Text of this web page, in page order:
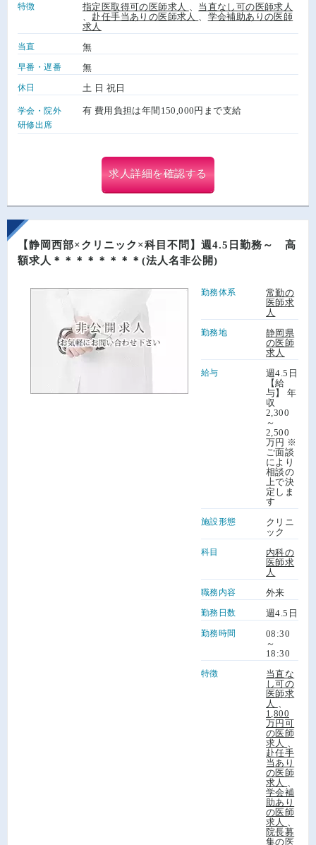
特徴 指定医取得可の医師求人
当直なし可の医師求人
赴任手当ありの医師求人
学会補助ありの医師
求人
当直 無
早番・遅番 無
休日 土 日 祝日
学会・院外
研修出席
有 費用負担は年間150,000円まで支給
求人詳細を確認する
【静岡西部×クリニック×科目不問】週4.5日勤務～ 高
額求人＊＊＊＊＊＊＊＊(法人名非公開)
勤務体系
常勤の
医師求
人
勤務地
静岡県
の医師
求人
給与
週4.5日
【給
与】 年
収
2,300
～
2,500
万円 ※
ご面談
により
相談の
上で決
定しま
す
施設形態
クリニ
ック
科目
内科の
医師求
人
職務内容 外来
勤務日数 週4.5日
勤務時間
08:30
～
18:30
特徴
当直な
し可の
医師求
人
1,800
万円可
の医師
求人
赴任手
当あり
の医師
求人
学会補
助あり
の医師
求人
院長募
集の医